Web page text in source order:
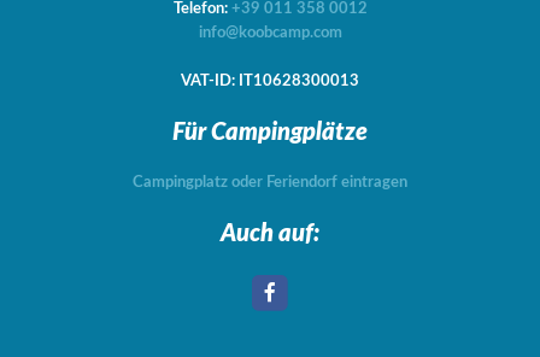
Telefon: +39 011 358 0012
info@koobcamp.com
VAT-ID: IT10628300013
Für Campingplätze
Campingplatz oder Feriendorf eintragen
Auch auf: